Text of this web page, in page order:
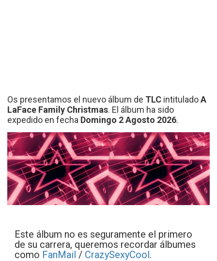
Os presentamos el nuevo álbum de TLC intituladoA
LaFace Family Christmas. El álbum ha sido
expedido en fecha Domingo 2 Agosto 2026.
Este álbum no es seguramente el primero
de su carrera, queremos recordar álbumes
como FanMail / CrazySexyCool.